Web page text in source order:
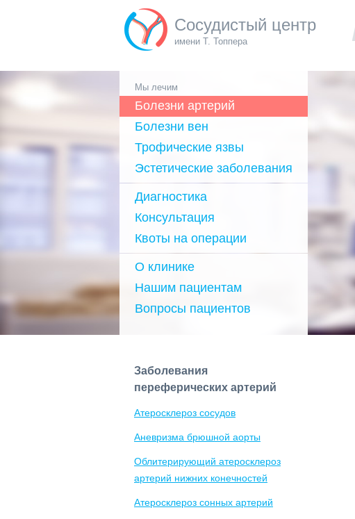
Сосудистый центр
имени Т. Топпера
Мы лечим
Болезни артерий
Болезни вен
Трофические язвы
Эстетические заболевания
Диагностика
Консультация
Квоты на операции
О клинике
Нашим пациентам
Вопросы пациентов
Заболевания
переферических артерий
Атеросклероз сосудов
Аневризма брюшной аорты
Облитерирующий атеросклероз
артерий нижних конечностей
Атеросклероз сонных артерий